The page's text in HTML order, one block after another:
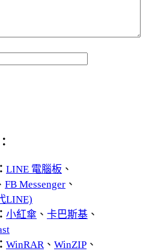
LINE 電腦板 、
FB Messenger 、
LINE)
小紅傘 、 卡巴斯基 、
WinRAR、 WinZIP 、